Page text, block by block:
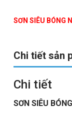
SƠN SIÊU BÓNG
Chi tiết sản
Chi tiết
SƠN SIÊU